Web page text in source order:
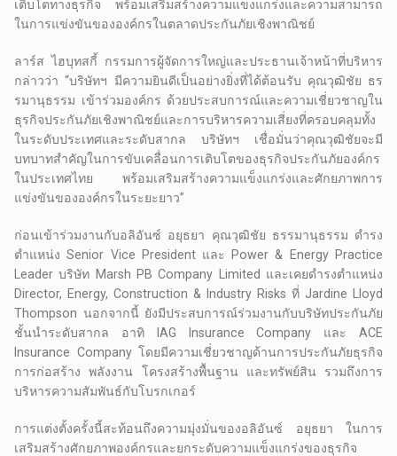
เติบโตทางธุรกิจ พร้อมเสริมสร้างความแข็งแกร่งและความสามารถ
ในการแข่งขันขององค์กรในตลาดประกันภัยเชิงพาณิชย์
ลาร์ส ไฮบุทสกี้ กรรมการผู้จัดการใหญ่และประธานเจ้าหน้าที่บริหาร
กล่าวว่า “บริษัทฯ มีความยินดีเป็นอย่างยิ่งที่ได้ต้อนรับ คุณวุฒิชัย ธร
รมานุธรรม เข้าร่วมองค์กร ด้วยประสบการณ์และความเชี่ยวชาญใน
ธุรกิจประกันภัยเชิงพาณิชย์และการบริหารความเสี่ยงที่ครอบคลุมทั้ง
ในระดับประเทศและระดับสากล บริษัทฯ เชื่อมั่นว่าคุณวุฒิชัยจะมี
บทบาทสำคัญในการขับเคลื่อนการเติบโตของธุรกิจประกันภัยองค์กร
ในประเทศไทย พร้อมเสริมสร้างความแข็งแกร่งและศักยภาพการ
แข่งขันขององค์กรในระยะยาว”
ก่อนเข้าร่วมงานกับอลิอันซ์ อยุธยา คุณวุฒิชัย ธรรมานุธรรม ดำรง
ตำแหน่ง Senior Vice President และ Power & Energy Practice
Leader บริษัท Marsh PB Company Limited และเคยดำรงตำแหน่ง
Director, Energy, Construction & Industry Risks ที่ Jardine Lloyd
Thompson นอกจากนี้ ยังมีประสบการณ์ร่วมงานกับบริษัทประกันภัย
ชั้นนำระดับสากล อาทิ IAG Insurance Company และ ACE
Insurance Company โดยมีความเชี่ยวชาญด้านการประกันภัยธุรกิจ
การก่อสร้าง พลังงาน โครงสร้างพื้นฐาน และทรัพย์สิน รวมถึงการ
บริหารความสัมพันธ์กับโบรกเกอร์
การแต่งตั้งครั้งนี้สะท้อนถึงความมุ่งมั่นของอลิอันซ์ อยุธยา ในการ
เสริมสร้างศักยภาพองค์กรและยกระดับความแข็งแกร่งของธุรกิจ